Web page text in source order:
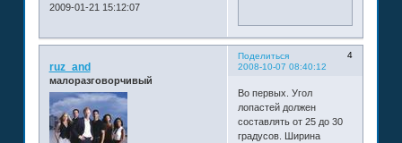
2009-01-21 15:12:07
Поделиться
4
2008-10-07 08:40:12
ruz_and
малоразговорчивый
Во первых. Угол
лопастей должен
составлять от 25 до 30
градусов. Ширина